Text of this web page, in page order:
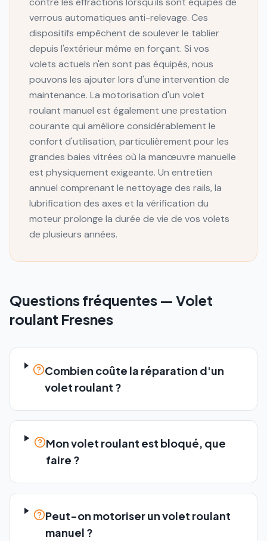
verrous automatiques anti-relevage. Ces
dispositifs empêchent de soulever le tablier
depuis l'extérieur même en forçant. Si vos
volets actuels n'en sont pas équipés, nous
pouvons les ajouter lors d'une intervention de
maintenance. La motorisation d'un volet
roulant manuel est également une prestation
courante qui améliore considérablement le
confort d'utilisation, particulièrement pour les
grandes baies vitrées où la manœuvre manuelle
est physiquement exigeante. Un entretien
annuel comprenant le nettoyage des rails, la
lubrification des axes et la vérification du
moteur prolonge la durée de vie de vos volets
de plusieurs années.
Questions fréquentes — Volet
roulant Fresnes
Combien coûte la réparation d'un
volet roulant ?
Mon volet roulant est bloqué, que
faire ?
Peut-on motoriser un volet roulant
manuel ?